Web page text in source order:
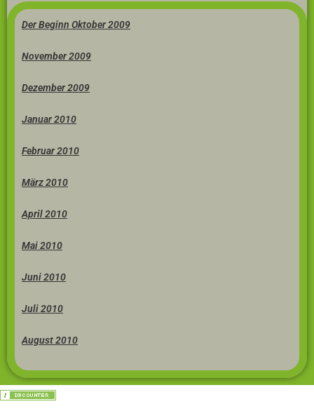
Der Beginn Oktober 2009
November 2009
Dezember 2009
Januar 2010
Februar 2010
März 2010
April 2010
Mai 2010
Juni 2010
Juli 2010
August 2010